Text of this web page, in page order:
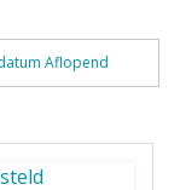
Aflopend